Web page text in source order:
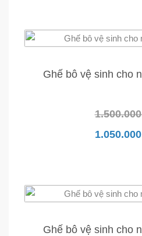
Ghế bô vệ sinh cho
Ghế bô vệ sinh cho